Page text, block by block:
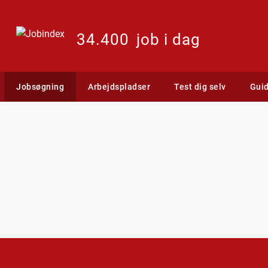
34.400 job i dag
Jobsøgning Arbejdspladser Test dig selv